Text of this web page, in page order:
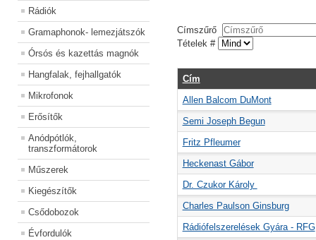
Rádiók
Gramaphonok- lemezjátszók
Órsós és kazettás magnók
Hangfalak, fejhallgatók
Mikrofonok
Erősítők
Anódpótlók,
transzformátorok
Műszerek
Kiegészítők
Csődobozok
Évfordulók
Címszűrő
Tételek #
Cím
Allen Balcom DuMont
Semi Joseph Begun
Fritz Pfleumer
Heckenast Gábor
Dr. Czukor Károly
Charles Paulson Ginsburg
Rádiófelszerelések Gyára - RFG